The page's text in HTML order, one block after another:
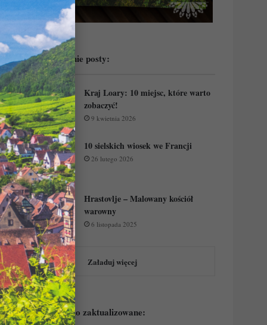
Przeczytaj ostatnie posty:
Kraj Loary: 10 miejsc, które warto
zobaczyć!
9 kwietnia 2026
10 sielskich wiosek we Francji
26 lutego 2026
Hrastovlje – Malowany kościół
warowny
6 listopada 2025
Załaduj więcej
Podejrzyj ostatnio zaktualizowane: